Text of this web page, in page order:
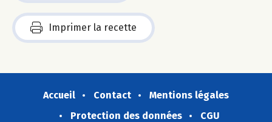
Imprimer la recette
Accueil Contact
Mentions légales
Protection des données
CGU